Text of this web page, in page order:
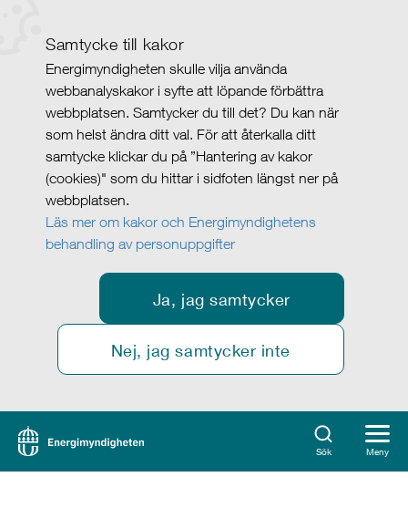
Samtycke till kakor
Energimyndigheten skulle vilja använda
webbanalyskakor i syfte att löpande förbättra
webbplatsen. Samtycker du till det? Du kan när
som helst ändra ditt val. För att återkalla ditt
samtycke klickar du på ”Hantering av kakor
(cookies)" som du hittar i sidfoten längst ner på
webbplatsen.
Läs mer om kakor och Energimyndighetens
behandling av personuppgifter
Ja, jag samtycker
Nej, jag samtycker inte
Sök Meny